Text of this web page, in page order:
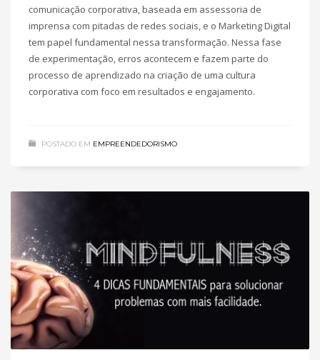
comunicação corporativa, baseada em assessoria de
imprensa com pitadas de redes sociais, e o Marketing Digital
tem papel fundamental nessa transformação. Nessa fase
de experimentação, erros acontecem e fazem parte do
processo de aprendizado na criação de uma cultura
corporativa com foco em resultados e engajamento.
POSTADO EM EMPREENDEDORISMO